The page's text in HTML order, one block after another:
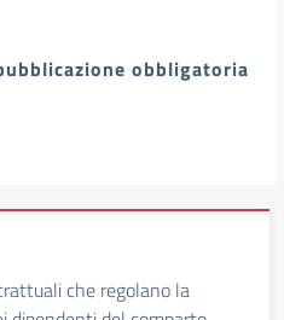
obbligatoria
che regolano la